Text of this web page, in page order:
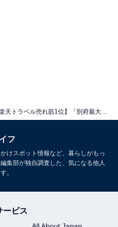
フ
けスポット情報など、暮らしがもっ
集部が独自調査した、気になる他人
。
ービス